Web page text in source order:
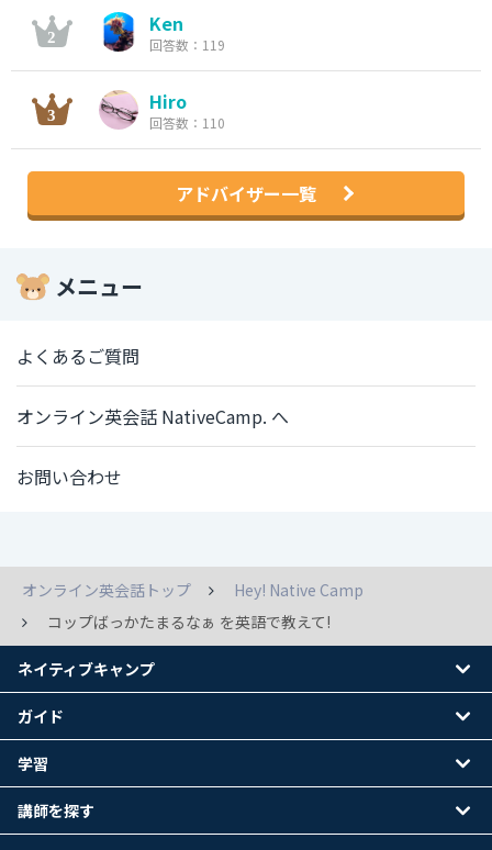
Ken
回答数：119
Hiro
回答数：110
アドバイザー一覧
メニュー
よくあるご質問
オンライン英会話 NativeCamp. へ
お問い合わせ
オンライン英会話トップ
Hey! Native Camp
コップばっかたまるなぁ を英語で教えて!
ネイティブキャンプ
ガイド
学習
講師を探す